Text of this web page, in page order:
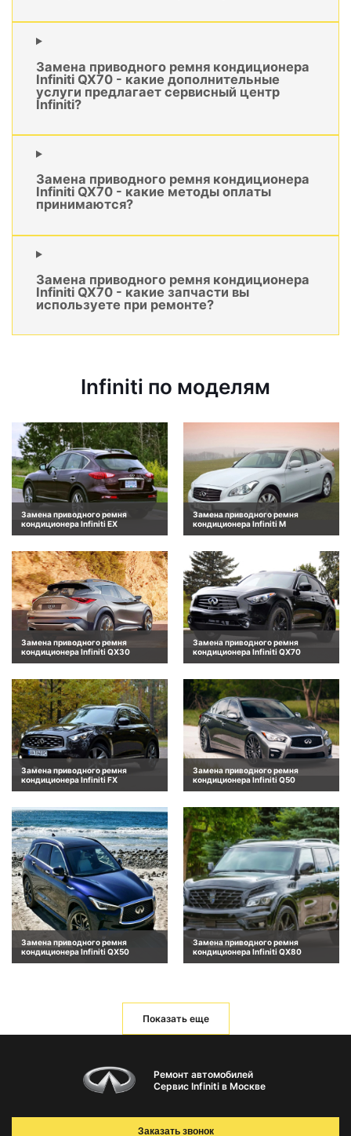
Замена приводного ремня кондиционера
Infiniti QX70 - какие дополнительные
услуги предлагает сервисный центр
Infiniti?
Замена приводного ремня кондиционера
Infiniti QX70 - какие методы оплаты
принимаются?
Замена приводного ремня кондиционера
Infiniti QX70 - какие запчасти вы
используете при ремонте?
Infiniti по моделям
Замена приводного ремня
кондиционера Infiniti EX
Замена приводного ремня
кондиционера Infiniti M
Замена приводного ремня
кондиционера Infiniti QX30
Замена приводного ремня
кондиционера Infiniti QX70
Замена приводного ремня
кондиционера Infiniti FX
Замена приводного ремня
кондиционера Infiniti Q50
Замена приводного ремня
кондиционера Infiniti QX50
Замена приводного ремня
кондиционера Infiniti QX80
Показать еще
Ремонт автомобилей
Сервис Infiniti в Москве
Заказать звонок